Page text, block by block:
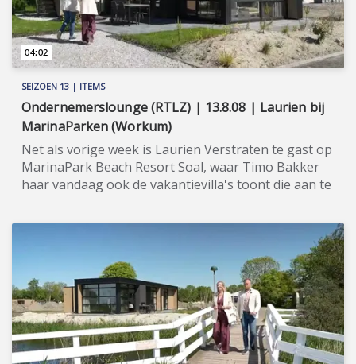
SEIZOEN 13 | ITEMS
Ondernemerslounge (RTLZ) | 13.8.08 | Laurien bij
MarinaParken (Workum)
Net als vorige week is Laurien Verstraten te gast op
MarinaPark Beach Resort Soal, waar Timo Bakker
haar vandaag ook de vakantievilla's toont die aan te
MarinaParken hebben bijna 30 jaar ervaring in het
vakantieparken. Zij richten zich nu op exclusieve,
duurzame vakantievilla’s, uitsluitend op de beste
locaties aan of bij het water, voorzien van een eigen
jachthaven en/of ligplaatsen. In seizoen 13 van
Ondernemerslounge komt MarinaPark Beach
Resort Soal in Workum in Friesland aan de orde.
Hier worden fraaie villa's gebouwd, die door u
04:02